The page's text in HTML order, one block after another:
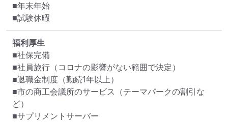
■年末年始
■試験休暇
福利厚生
■社保完備
■社員旅行（コロナの影響がない範囲で決定）
■退職金制度（勤続1年以上）
■市の商工会議所のサービス（テーマパークの割引な
ど）
■サプリメントサーバー